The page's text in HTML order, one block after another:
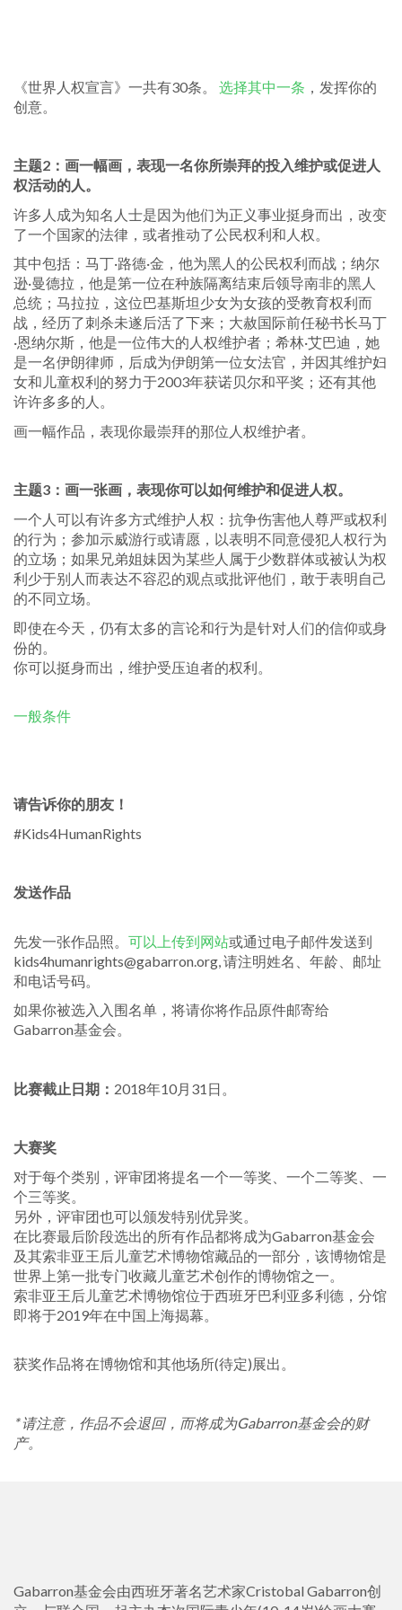
《世界人权宣言》一共有30条。 选择其中一条 ，发挥你的
创意。
主题2：画一幅画，表现一名你所崇拜的投入维护或促进人
权活动的人。
许多人成为知名人士是因为他们为正义事业挺身而出，改变
了一个国家的法律，或者推动了公民权利和人权。
其中包括：马丁·路德·金，他为黑人的公民权利而战；纳尔
逊·曼德拉，他是第一位在种族隔离结束后领导南非的黑人
总统；马拉拉，这位巴基斯坦少女为女孩的受教育权利而
战，经历了刺杀未遂后活了下来；大赦国际前任秘书长马丁
·恩纳尔斯，他是一位伟大的人权维护者；希林·艾巴迪，她
是一名伊朗律师，后成为伊朗第一位女法官，并因其维护妇
女和儿童权利的努力于2003年获诺贝尔和平奖；还有其他
许许多多的人。
画一幅作品，表现你最崇拜的那位人权维护者。
主题3：画一张画，表现你可以如何维护和促进人权。
一个人可以有许多方式维护人权：抗争伤害他人尊严或权利
的行为；参加示威游行或请愿，以表明不同意侵犯人权行为
的立场；如果兄弟姐妹因为某些人属于少数群体或被认为权
利少于别人而表达不容忍的观点或批评他们，敢于表明自己
的不同立场。
即使在今天，仍有太多的言论和行为是针对人们的信仰或身
份的。
你可以挺身而出，维护受压迫者的权利。
一般条件
请告诉你的朋友！
#Kids4HumanRights
发送作品
先发一张作品照。 可以上传到网站或通过电子邮件发送到
kids4humanrights@gabarron.org, 请注明姓名、年龄、邮址
和电话号码。
如果你被选入入围名单，将请你将作品原件邮寄给
Gabarron基金会。
比赛截止日期： 2018年10月31日。
大赛奖
对于每个类别，评审团将提名一个一等奖、一个二等奖、一
个三等奖。
另外，评审团也可以颁发特别优异奖。
在比赛最后阶段选出的所有作品都将成为Gabarron基金会
及其索非亚王后儿童艺术博物馆藏品的一部分，该博物馆是
世界上第一批专门收藏儿童艺术创作的博物馆之一。
索非亚王后儿童艺术博物馆位于西班牙巴利亚多利德，分馆
即将于2019年在中国上海揭幕。
获奖作品将在博物馆和其他场所(待定)展出。
* 请注意，作品不会退回，而将成为Gabarron基金会的财
产。
Gabarron基金会由西班牙著名艺术家Cristobal Gabarron创